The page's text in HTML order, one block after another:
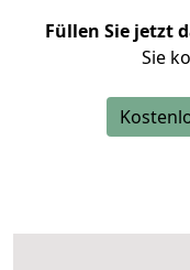
Füllen Sie jetzt
Sie